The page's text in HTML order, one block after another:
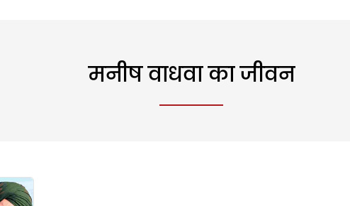
मनीष वाधवा का जीवन